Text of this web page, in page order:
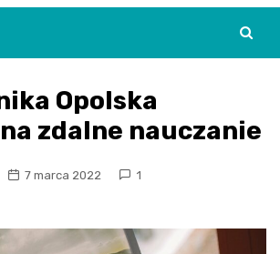
Opolska
zdalne nauczanie
7 marca 2022
1